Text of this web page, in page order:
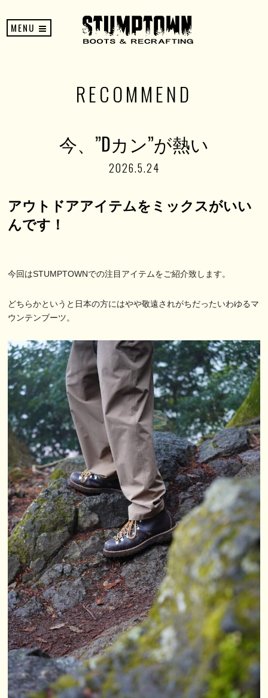
MENU
RECOMMEND
今、”Dカン”が熱い
2026.5.24
アウトドアアイテムをミックスがいい
んです！
今回はSTUMPTOWNでの注目アイテムをご紹介致します。
どちらかというと日本の方にはやや敬遠されがちだったいわゆるマ
ウンテンブーツ。